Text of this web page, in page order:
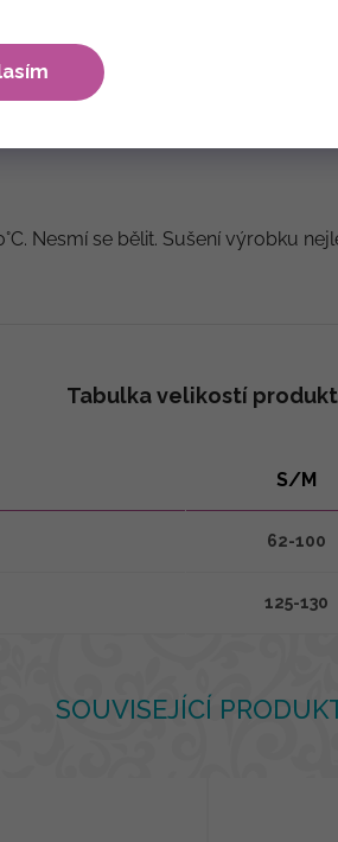
SOUVISEJÍCÍ
Nesmí se bělit. Sušení výrobku
Tabulka velikostí
S/M
62-100
125-130